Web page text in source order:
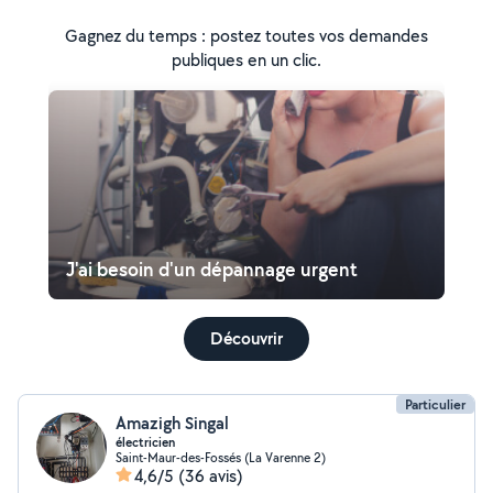
Gagnez du temps : postez toutes vos demandes
publiques en un clic.
J'ai besoin d'un dépannage urgent
Découvrir
Particulier
Amazigh Singal
électricien
Saint-Maur-des-Fossés (La Varenne 2)
4,6/5 (36 avis)